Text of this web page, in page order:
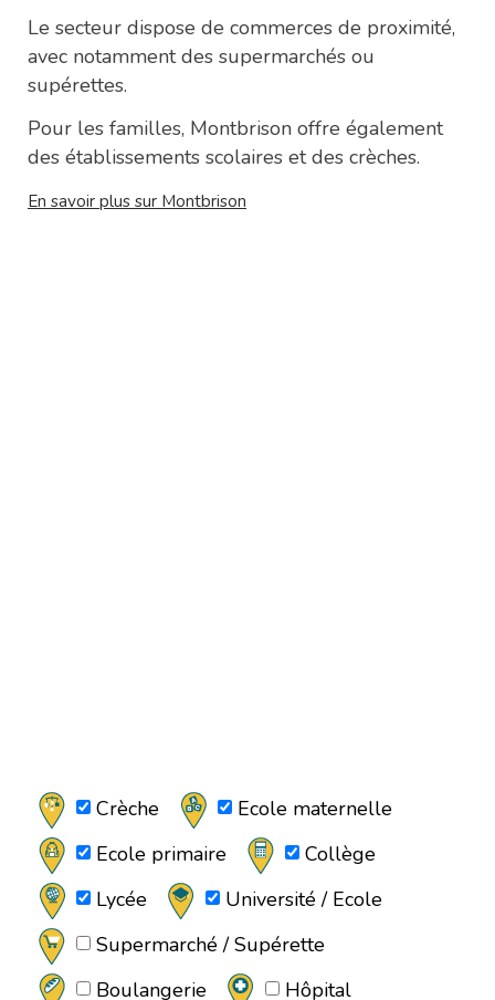
Le secteur dispose de commerces de proximité,
avec notamment des supermarchés ou
supérettes.
Pour les familles, Montbrison offre également
des établissements scolaires et des crèches.
En savoir plus sur Montbrison
Crèche
Ecole maternelle
Ecole primaire
Collège
Lycée
Université / Ecole
Supermarché / Supérette
Boulangerie
Hôpital